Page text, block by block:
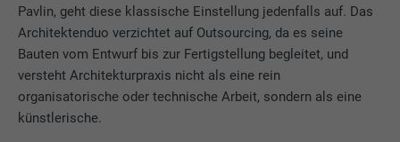
Pavlin, geht diese klassische Einstellung jedenfalls auf. Das
Architektenduo verzichtet auf Outsourcing, da es seine
Bauten vom Entwurf bis zur Fertigstellung begleitet, und
versteht Architekturpraxis nicht als eine rein
organisatorische oder technische Arbeit, sondern als eine
künstlerische.